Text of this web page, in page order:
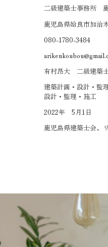
二級建築士事務所
鹿児島県姶良市加治
080-1780-3484
有村昂大 二級建築
建築計画・設計・監
設計・監理・施工
2022年 5月1日
鹿児島県建築士会、